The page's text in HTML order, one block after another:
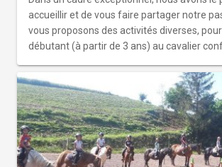
accueillir et de vous faire partager notre
vous proposons des activités diverses,
débutant (à partir de 3 ans) au cavalier